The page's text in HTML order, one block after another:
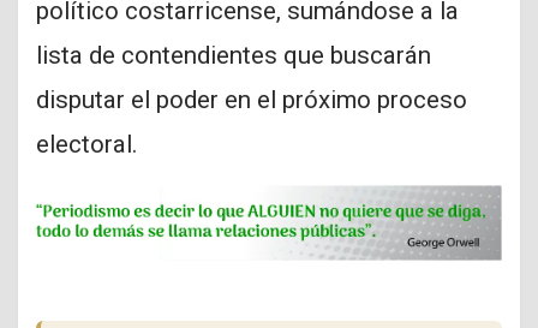
político costarricense, sumándose a la
lista de contendientes que buscarán
disputar el poder en el próximo proceso
electoral.